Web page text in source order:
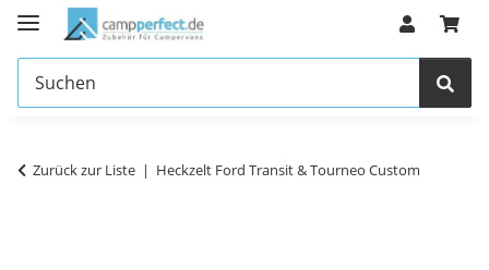
Zurück zur Liste Heckzelt Ford Transit & Tourneo Custom